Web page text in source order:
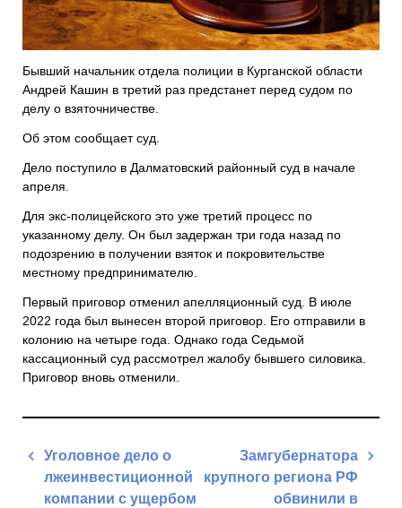
Бывший начальник отдела полиции в Курганской области
Андрей Кашин в третий раз предстанет перед судом по
делу о взяточничестве.
Об этом сообщает суд.
Дело поступило в Далматовский районный суд в начале
апреля.
Для экс-полицейского это уже третий процесс по
указанному делу. Он был задержан три года назад по
подозрению в получении взяток и покровительстве
местному предпринимателю.
Первый приговор отменил апелляционный суд. В июле
2022 года был вынесен второй приговор. Его отправили в
колонию на четыре года. Однако года Седьмой
кассационный суд рассмотрел жалобу бывшего силовика.
Приговор вновь отменили.
Навигация
записям
Уголовное дело о
лжеинвестиционной
компании с ущербом
Замгубернатора
крупного региона РФ
обвинили в